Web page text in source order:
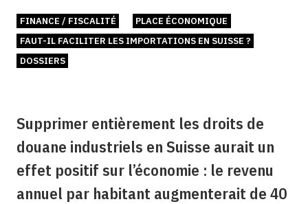
FINANCE / FISCALITÉ
PLACE ÉCONOMIQUE
FAUT-IL FACILITER LES IMPORTATIONS EN SUISSE ?
DOSSIERS
Supprimer entièrement les droits de
douane industriels en Suisse aurait un
effet positif sur l’économie : le revenu
annuel par habitant augmenterait de 40